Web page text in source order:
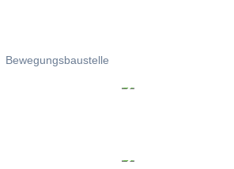
Bewegungsbaustelle